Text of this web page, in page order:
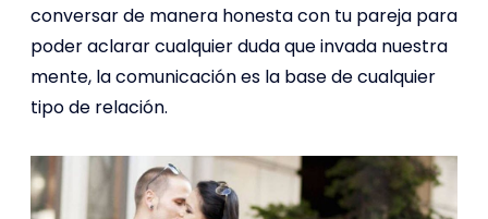
conversar de manera honesta con tu pareja para
poder aclarar cualquier duda que invada nuestra
mente, la comunicación es la base de cualquier
tipo de relación.